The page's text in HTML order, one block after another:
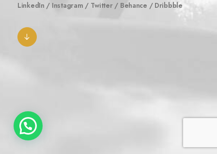
LinkedIn / Instagram / Twitter/ Behance / Dribbble